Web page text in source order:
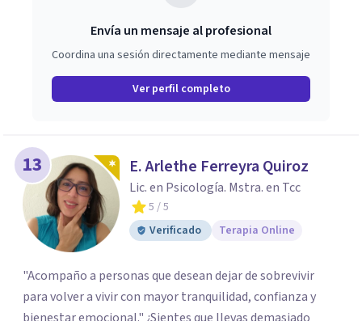
Envía un mensaje al profesional
Coordina una sesión directamente mediante mensaje
Ver perfil completo
13 E. Arlethe Ferreyra Quiroz
Lic. en Psicología. Mstra. en Tcc
5 / 5
Verificado
Terapia Online
"Acompaño a personas que desean dejar de sobrevivir
para volver a vivir con mayor tranquilidad, confianza y